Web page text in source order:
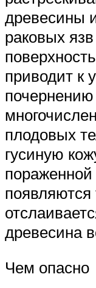
древесины
раковых
приводит к
плодовых
гусиную
древесина
Чем опасно